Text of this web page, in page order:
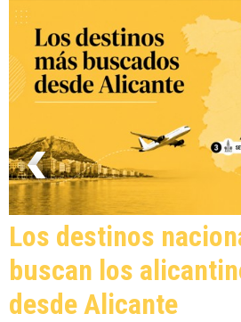
Los destinos
buscan los
desde Alicante